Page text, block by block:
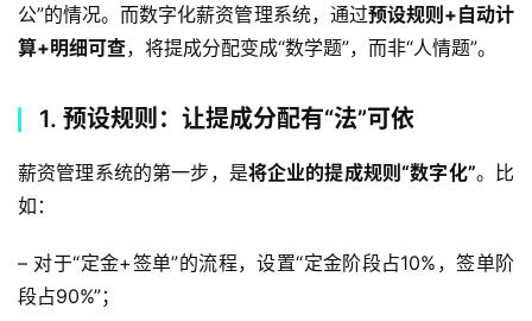
公”的情况。而数字化薪资管理系统，通过预设规则+自动计
算+明细可查，将提成分配变成“数学题”，而非“人情题”。
1. 预设规则：让提成分配有“法”可依
薪资管理系统的第一步，是将企业的提成规则“数字化”。比
如：
– 对于“定金+签单”的流程，设置“定金阶段占10%，签单阶
段占90%”；